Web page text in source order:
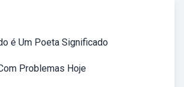
é Um Poeta Significado
Problemas Hoje